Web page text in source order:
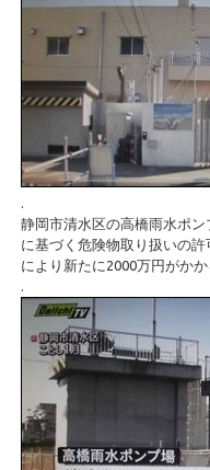
.
静岡市清水区の高橋雨水ポ
に基づく危険物取り扱いの
により新たに2000万円がか
.